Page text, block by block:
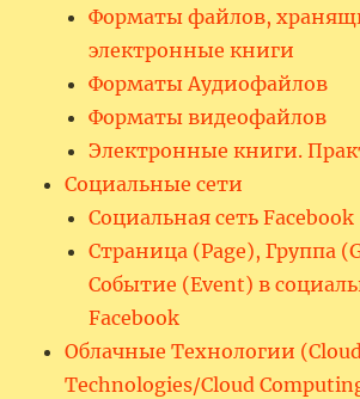
Форматы файлов,
электронные книги
Форматы Аудиофайлов
Форматы видеофайлов
Электронные книги.
Социальные сети
Социальная сеть Facebook
Страница (Page), Группа
Событие (Event) в
Facebook
Облачные Технологии
Technologies/Cloud